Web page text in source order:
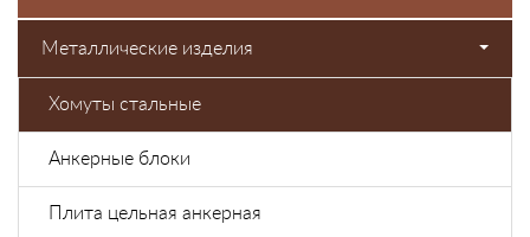
Металлические изделия
Хомуты стальные
Анкерные блоки
Плита цельная анкерная